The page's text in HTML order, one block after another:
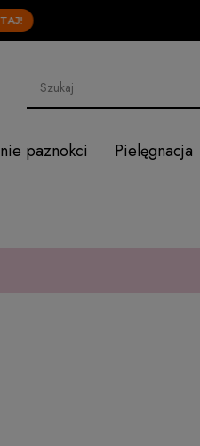
paznokci
Pielęgnacja